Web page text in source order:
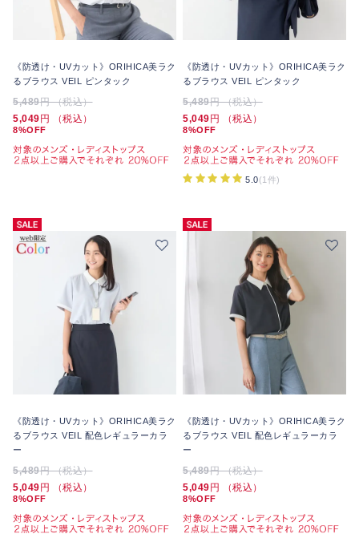
《防透け・UVカット》ORIHICA美ラク
るブラウス VEIL ピンタック
5,489円 （税込）
5,049 円 （税込）
8%OFF
《防透け・UVカット》ORIHICA美ラク
るブラウス VEIL ピンタック
5,489円 （税込）
5,049 円 （税込）
8%OFF
5.0(1件)
《防透け・UVカット》ORIHICA美ラク
るブラウス VEIL 配色レギュラーカラ
ー
5,489円 （税込）
5,049 円 （税込）
8%OFF
《防透け・UVカット》ORIHICA美ラク
るブラウス VEIL 配色レギュラーカラ
ー
5,489円 （税込）
5,049 円 （税込）
8%OFF